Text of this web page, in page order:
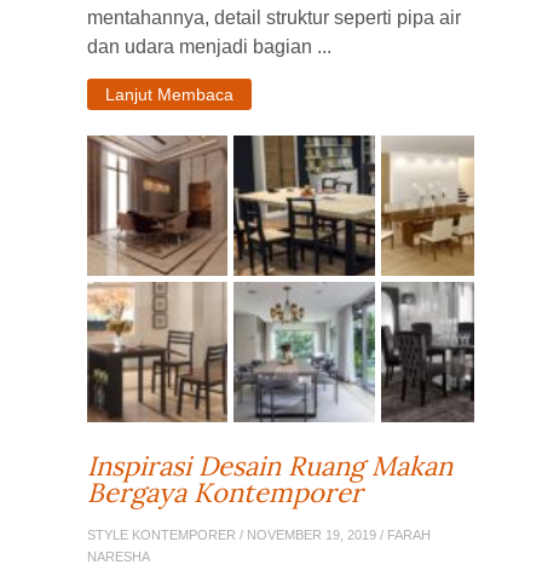
mentahannya, detail struktur seperti pipa air
dan udara menjadi bagian ...
Lanjut Membaca
Inspirasi Desain Ruang Makan
Bergaya Kontemporer
STYLE KONTEMPORER / NOVEMBER 19, 2019 / FARAH
NARESHA